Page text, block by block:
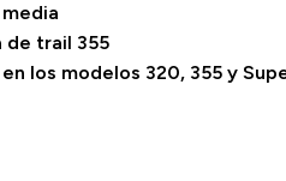
de trail 355
los modelos 320, 355 y